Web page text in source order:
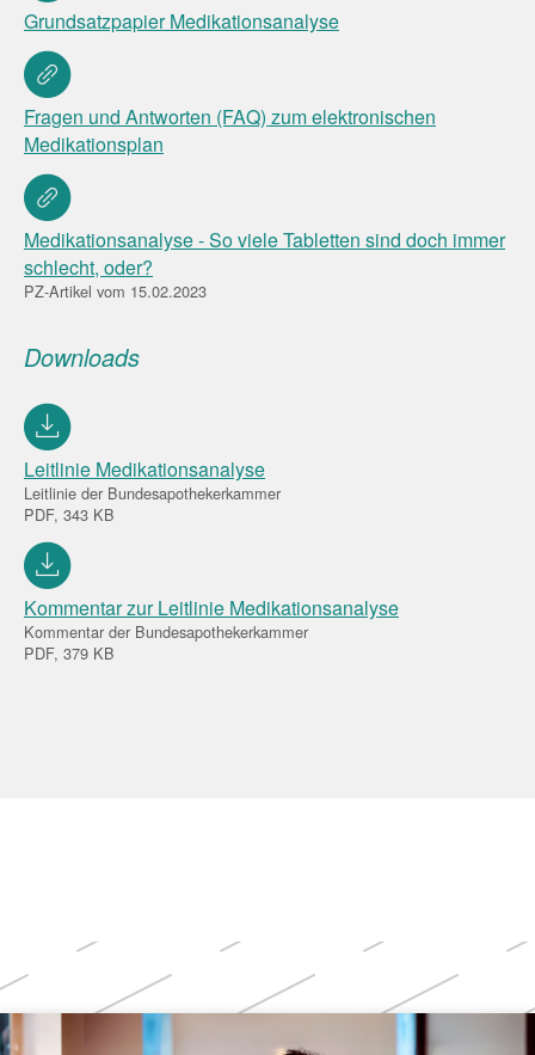
Grundsatzpapier Medikationsanalyse
Fragen und Antworten (FAQ) zum elektronischen
Medikationsplan
Medikationsanalyse - So viele Tabletten sind doch immer
schlecht, oder?
PZ-Artikel vom 15.02.2023
Downloads
Leitlinie Medikationsanalyse
Leitlinie der Bundesapothekerkammer
PDF, 343 KB
Kommentar zur Leitlinie Medikationsanalyse
Kommentar der Bundesapothekerkammer
PDF, 379 KB
Weitere
Themen